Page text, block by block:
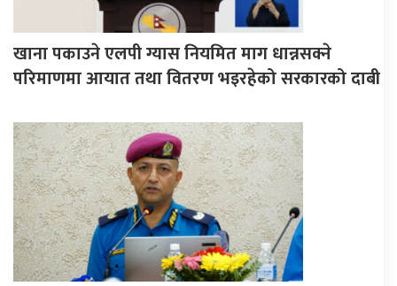
खाना पकाउने एलपी ग्यास नियमित माग धान्नसक्ने
परिमाणमा आयात तथा वितरण भइरहेको सरकारको दाबी